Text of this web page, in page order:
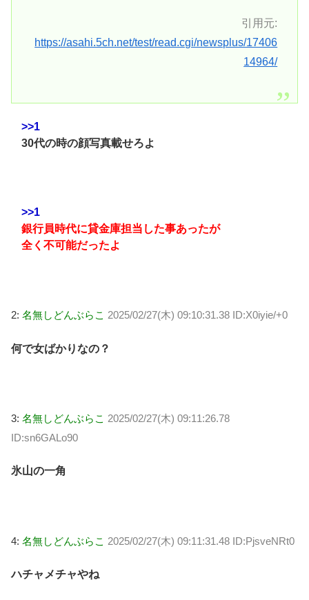
引用元:
https://asahi.5ch.net/test/read.cgi/newsplus/17406
14964/
>>1
30代の時の顔写真載せろよ
>>1
銀行員時代に貸金庫担当した事あったが
全く不可能だったよ
2: 名無しどんぶらこ 2025/02/27(木) 09:10:31.38 ID:X0iyie/+0
何で女ばかりなの？
3: 名無しどんぶらこ 2025/02/27(木) 09:11:26.78
ID:sn6GALo90
氷山の一角
4: 名無しどんぶらこ 2025/02/27(木) 09:11:31.48 ID:PjsveNRt0
ハチャメチャやね